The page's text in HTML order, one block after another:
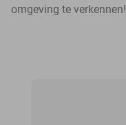
omgeving te verkennen!